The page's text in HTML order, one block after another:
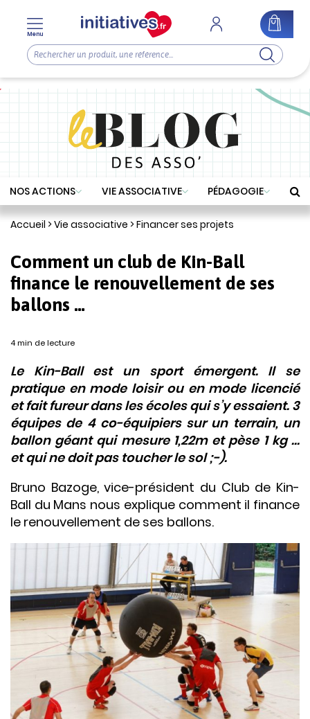
NOS ACTIONS VIE ASSOCIATIVE PÉDAGOGIE
Accueil >Vie associative >Financer ses projets
Comment un club de Kin-Ball
finance le renouvellement de ses
ballons …
4 min de lecture
Le Kin-Ball est un sport émergent. Il se
pratique en mode loisir ou en mode licencié
et fait fureur dans les écoles qui s’y essaient. 3
équipes de 4 co-équipiers sur un terrain, un
ballon géant qui mesure 1,22m et pèse 1 kg …
et qui ne doit pas toucher le sol ;-).
Bruno Bazoge, vice-président du Club de Kin-
Ball du Mans nous explique comment il finance
le renouvellement de ses ballons.
Menu